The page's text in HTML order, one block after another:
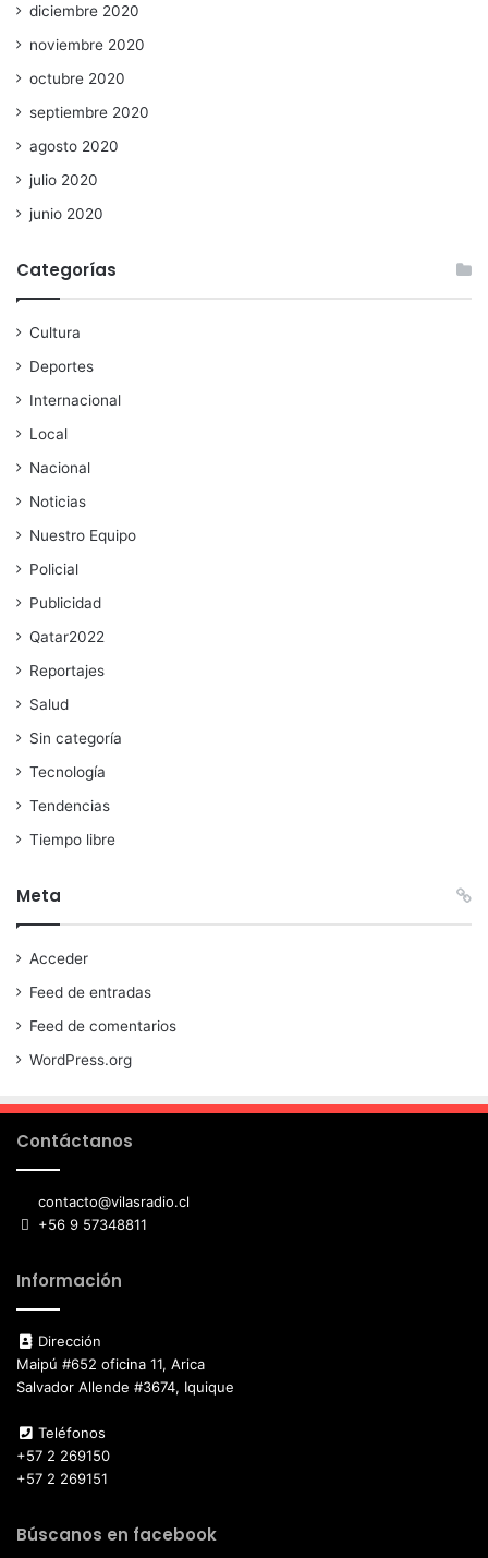
diciembre 2020
noviembre 2020
octubre 2020
septiembre 2020
agosto 2020
julio 2020
junio 2020
Categorías
Cultura
Deportes
Internacional
Local
Nacional
Noticias
Nuestro Equipo
Policial
Publicidad
Qatar2022
Reportajes
Salud
Sin categoría
Tecnología
Tendencias
Tiempo libre
Meta
Acceder
Feed de entradas
Feed de comentarios
WordPress.org
Contáctanos
contacto@vilasradio.cl
+56 9 57348811
Información
Dirección
Maipú #652 oficina 11, Arica
Salvador Allende #3674, Iquique
Teléfonos
+57 2 269150
+57 2 269151
Búscanos en facebook